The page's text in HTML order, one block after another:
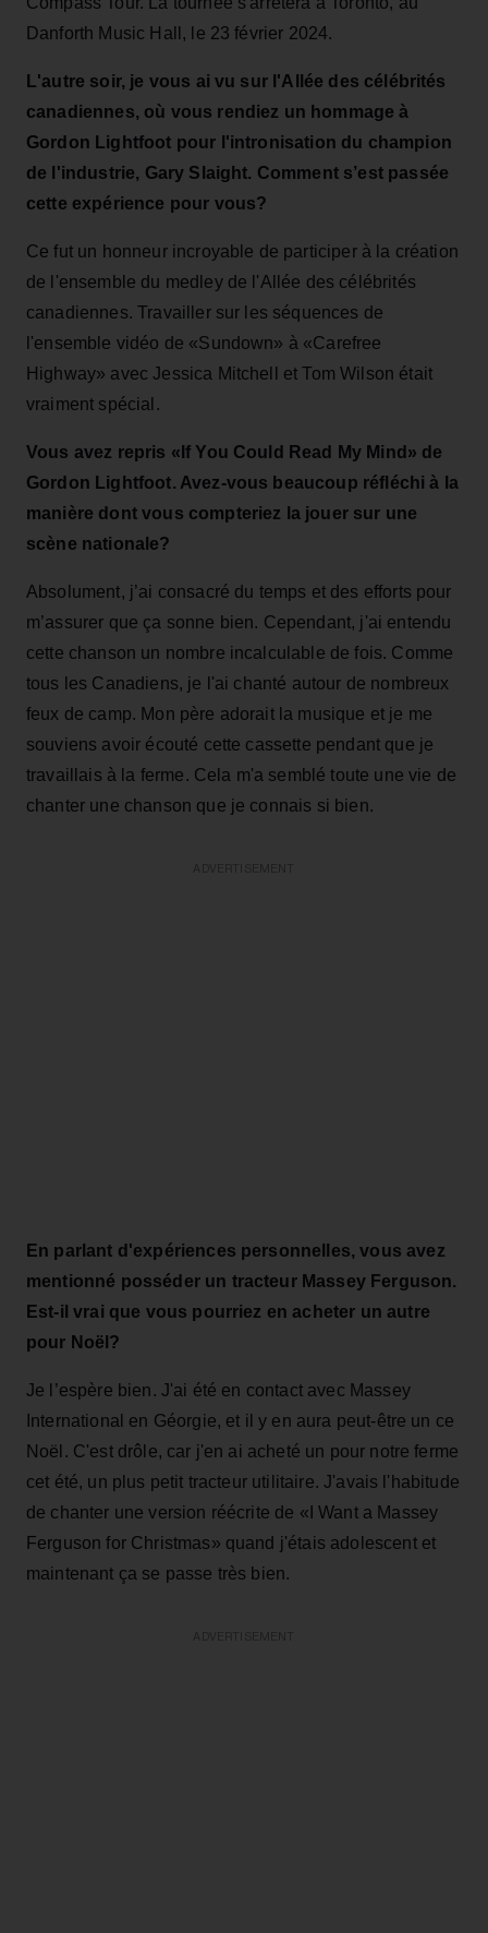
Danforth Music Hall, le 23 février 2024.
L'autre soir, je vous ai vu sur l'Allée des célébrités
canadiennes, où vous rendiez un hommage à
Gordon Lightfoot pour l'intronisation du champion
de l'industrie, Gary Slaight. Comment s’est passée
cette expérience pour vous?
Ce fut un honneur incroyable de participer à la création
de l'ensemble du medley de l'Allée des célébrités
canadiennes. Travailler sur les séquences de
l'ensemble vidéo de «Sundown» à «Carefree
Highway» avec Jessica Mitchell et Tom Wilson était
vraiment spécial.
Vous avez repris «If You Could Read My Mind» de
Gordon Lightfoot. Avez-vous beaucoup réfléchi à la
manière dont vous compteriez la jouer sur une
scène nationale?
Absolument, j’ai consacré du temps et des efforts pour
m’assurer que ça sonne bien. Cependant, j'ai entendu
cette chanson un nombre incalculable de fois. Comme
tous les Canadiens, je l'ai chanté autour de nombreux
feux de camp. Mon père adorait la musique et je me
souviens avoir écouté cette cassette pendant que je
travaillais à la ferme. Cela m'a semblé toute une vie de
chanter une chanson que je connais si bien.
En parlant d'expériences personnelles, vous avez
mentionné posséder un tracteur Massey Ferguson.
Est-il vrai que vous pourriez en acheter un autre
pour Noël?
Je l’espère bien. J'ai été en contact avec Massey
International en Géorgie, et il y en aura peut-être un ce
Noël. C'est drôle, car j'en ai acheté un pour notre ferme
cet été, un plus petit tracteur utilitaire. J'avais l'habitude
de chanter une version réécrite de «I Want a Massey
Ferguson for Christmas» quand j'étais adolescent et
maintenant ça se passe très bien.